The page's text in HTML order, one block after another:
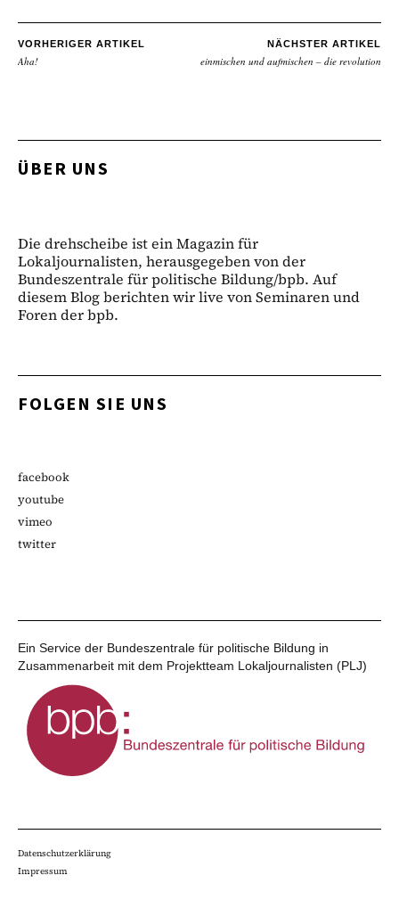
VORHERIGER ARTIKEL
Aha!
NÄCHSTER ARTIKEL
einmischen und aufmischen – die revolution
ÜBER UNS
Die drehscheibe ist ein Magazin für
Lokaljournalisten, herausgegeben von der
Bundeszentrale für politische Bildung/bpb. Auf
diesem Blog berichten wir live von Seminaren und
Foren der bpb.
FOLGEN SIE UNS
facebook
youtube
vimeo
twitter
Ein Service der Bundeszentrale für politische Bildung in
Zusammenarbeit mit dem Projektteam Lokaljournalisten (PLJ)
Datenschutzerklärung
Impressum